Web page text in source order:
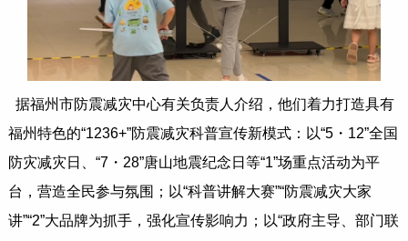
据福州市防震减灾中心有关负责人介绍，他们着力打造具有
福州特色的“1236+”防震减灾科普宣传新模式：以“5・12”全国
防灾减灾日、“7・28”唐山地震纪念日等“1”场重点活动为平
台，营造全民参与氛围；以“科普讲解大赛”“防震减灾大家
讲”“2”大品牌为抓手，强化宣传影响力；以“政府主导、部门联